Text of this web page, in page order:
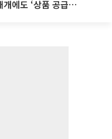
‘회생 D-3주’ 홈플러스, 영업 재개에도 ‘상품 공급망’ 복구가 생존 관건